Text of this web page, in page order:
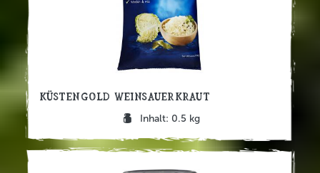
Küstengold Weinsauerkraut
Inhalt: 0.5 kg